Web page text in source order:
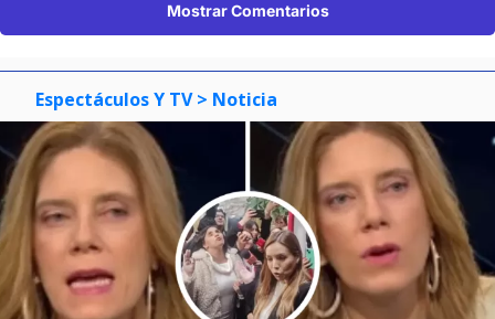
Mostrar Comentarios
Espectáculos Y TV > Noticia